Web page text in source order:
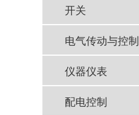
开关
电气传动与控制
仪器仪表
配电控制